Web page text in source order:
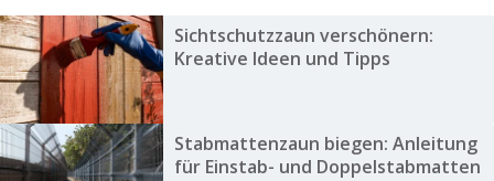
Sichtschutzzaun verschönern:
Kreative Ideen und Tipps
Stabmattenzaun biegen: Anleitung
für Einstab- und Doppelstabmatten